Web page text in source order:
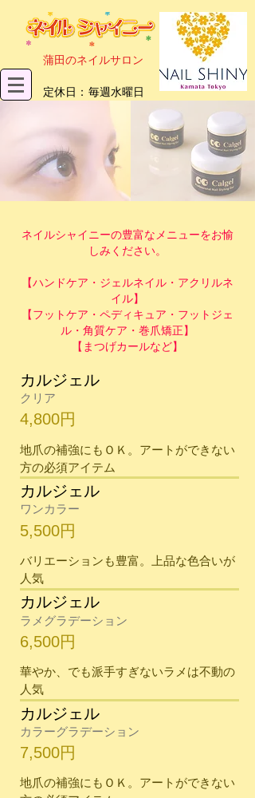
​蒲田のネイルサロン
​定休日：毎週水曜日
ネイルシャイニーの豊富なメニューをお愉
しみください。
【ハンドケア・ジェルネイル・アクリルネ
イル】
【フットケア・ペディキュア・フットジェ
ル・角質ケア・巻爪矯正】
【まつげカールなど】
カルジェル
クリア
4,800円
​地爪の補強にもＯＫ。アートができない
方の必須アイテム
カルジェル
ワンカラー
5,500円
​バリエーションも豊富。上品な色合いが
人気
カルジェル
ラメグラデーション
6,500円
華やか、でも派手すぎないラメは不動の
人気
カルジェル
カラーグラデーション
7,500円
​地爪の補強にもＯＫ。アートができない